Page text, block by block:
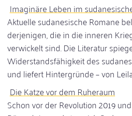
Imaginäre Leben im
Aktuelle sudanesische Romane
derjenigen, die in die inneren
verwickelt sind. Die Literatur
Widerstandsfähigkeit des
und liefert Hintergründe – von
Die Katze vor dem Ruheraum
Schon vor der Revolution 2019